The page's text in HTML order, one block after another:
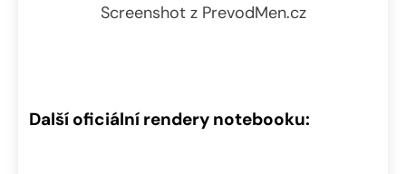
Screenshot z PrevodMen.cz
Další oficiální rendery notebooku: